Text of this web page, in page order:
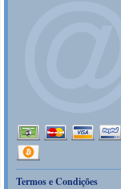
Termos e Condições